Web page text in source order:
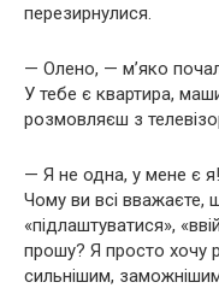
перезирнулися.
— Олено, — м’яко
У тебе є квартира,
розмовляєш з
— Я не одна, у мене є
Чому ви всі вважаєте,
«підлаштуватися»,
прошу? Я просто хочу
сильнішим,